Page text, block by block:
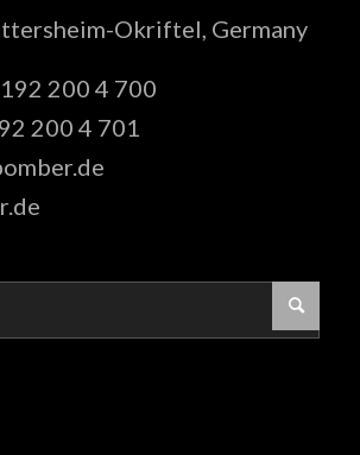
Okriftel, Germany
200 4 700
200 4 701